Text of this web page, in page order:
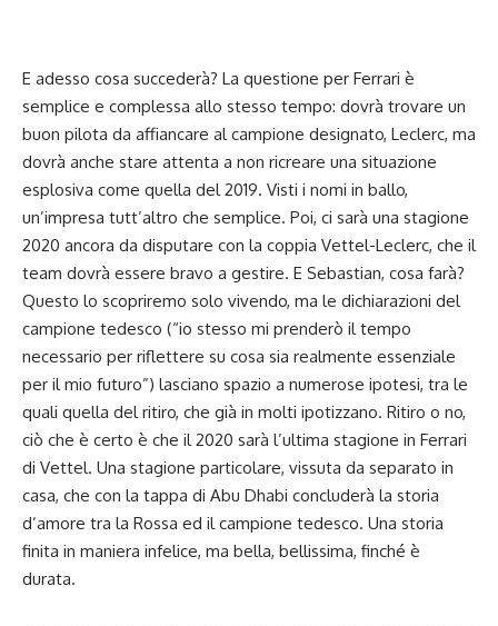
E adesso cosa succederà? La questione per Ferrari è
semplice e complessa allo stesso tempo: dovrà trovare un
buon pilota da affiancare al campione designato, Leclerc, ma
dovrà anche stare attenta a non ricreare una situazione
esplosiva come quella del 2019. Visti i nomi in ballo,
un’impresa tutt’altro che semplice. Poi, ci sarà una stagione
2020 ancora da disputare con la coppia Vettel-Leclerc, che il
team dovrà essere bravo a gestire. E Sebastian, cosa farà?
Questo lo scopriremo solo vivendo, ma le dichiarazioni del
campione tedesco (“io stesso mi prenderò il tempo
necessario per riflettere su cosa sia realmente essenziale
per il mio futuro”) lasciano spazio a numerose ipotesi, tra le
quali quella del ritiro, che già in molti ipotizzano. Ritiro o no,
ciò che è certo è che il 2020 sarà l’ultima stagione in Ferrari
di Vettel. Una stagione particolare, vissuta da separato in
casa, che con la tappa di Abu Dhabi concluderà la storia
d’amore tra la Rossa ed il campione tedesco. Una storia
finita in maniera infelice, ma bella, bellissima, finché è
durata.